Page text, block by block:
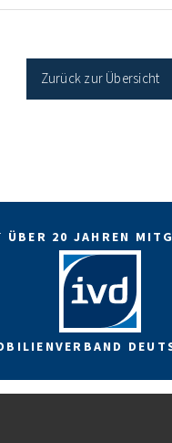
verpflichten sich zu
in Einzelmaßnahmen […]
Zurück zur Übersicht
ÜBER 20 JAHREN